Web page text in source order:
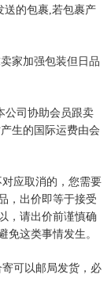
送的包裹,若包裹产
家加强包装但日品
公司协助会员跟卖
生的国际运费由会
应取消的，您需要
，出价即等于接受
，请出价前谨慎确
免这类事情发生。
可以邮局发货 ， 必